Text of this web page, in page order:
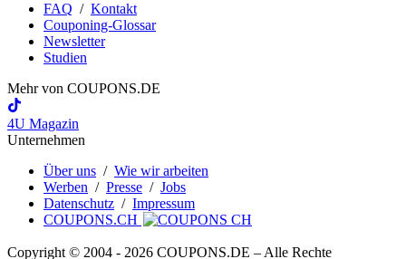
FAQ / Kontakt
Couponing-Glossar
Newsletter
Studien
Mehr von COUPONS.DE
4U Magazin
Unternehmen
Über uns / Wie wir arbeiten
Werben / Presse / Jobs
Datenschutz / Impressum
COUPONS.CH
Copyright © 2004 ‐ 2026 COUPONS.DE – Alle Rechte